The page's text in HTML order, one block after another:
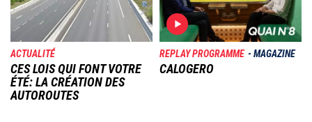
ACTUALITÉ
CES LOIS QUI FONT VOTRE
ÉTÉ: LA CRÉATION DES
AUTOROUTES
REPLAY PROGRAMME MAGAZINE
CALOGERO